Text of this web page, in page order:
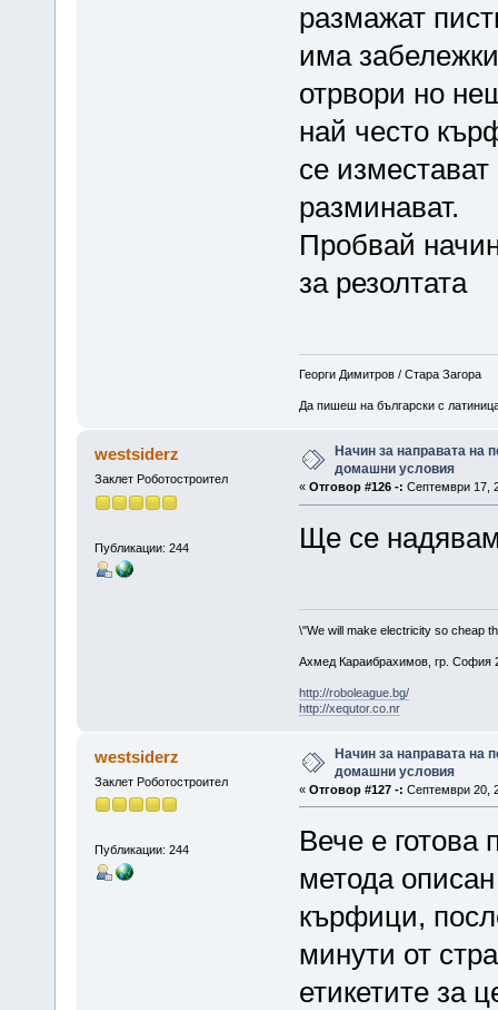
размажат
има
отрвори но
най често
се
разминават.
Пробвай
за резолтата
Георги Димитров / Стара Загора
Да пишеш на български с
westsiderz
Заклет Роботостроител
Публикации: 244
Начин за направата на
домашни условия
« Отговор #126 -: Септември 17,
Ще се
\"We will make electricity so cheap
Ахмед Караибрахимов, гр. София
http://roboleague.bg/
http://xequtor.co.nr
westsiderz
Заклет Роботостроител
Публикации: 244
Начин за направата на
домашни условия
« Отговор #127 -: Септември 20,
Вече е готова
метода
кърфици,
минути от
етикетите за